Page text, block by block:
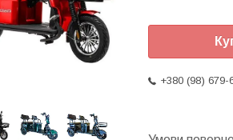
+380 (98) 679-